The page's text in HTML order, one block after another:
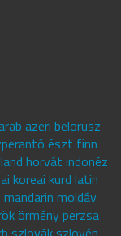
azeri belorusz
észt finn
horvát indonéz
koreai kurd latin
moldáv
örmény perzsa